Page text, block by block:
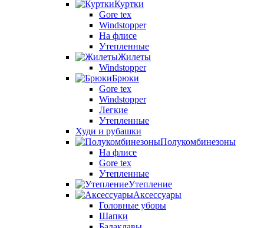
Куртки
Gore tex
Windstopper
На флисе
Утепленные
Жилеты
Windstopper
Брюки
Gore tex
Windstopper
Легкие
Утепленные
Худи и рубашки
Полукомбинезоны
На флисе
Gore tex
Утепленные
Утепление
Аксессуары
Головные уборы
Шапки